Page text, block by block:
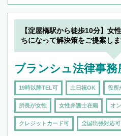
【淀屋橋駅から徒歩10分】女
ちになって解決策をご提案し
ブランシュ法律事務
19時以降TEL可 土日祝OK 役所
所長が女性 女性弁護士在籍 オ
クレジットカード可 全国出張対応可